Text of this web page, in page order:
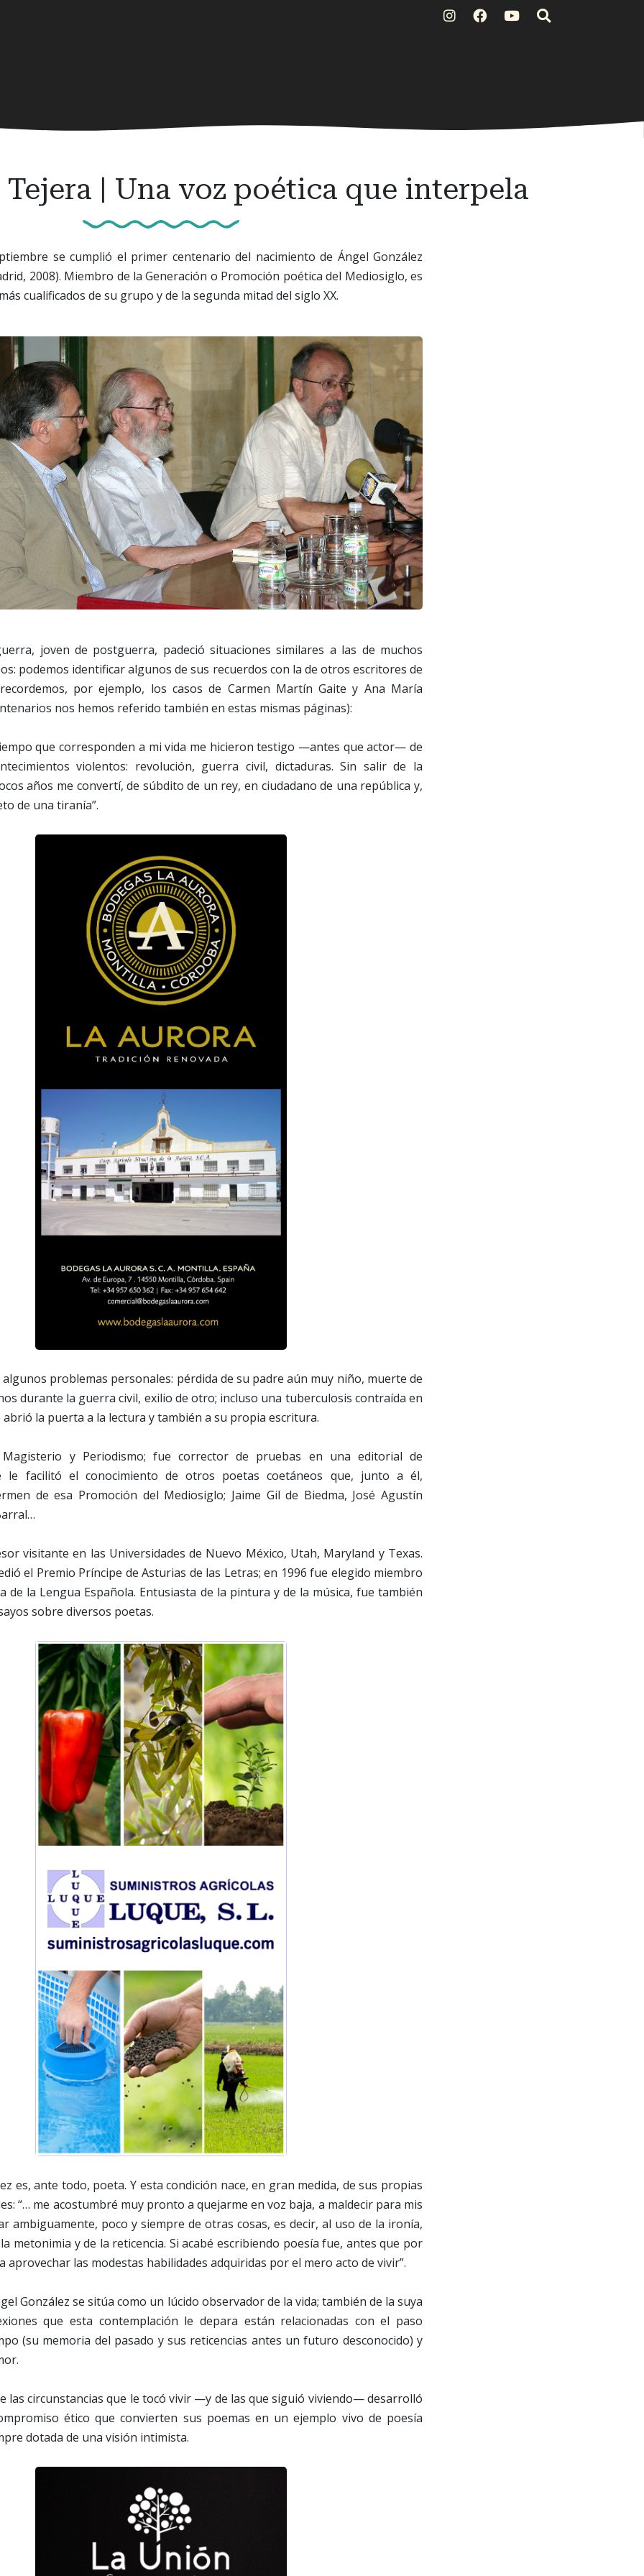
| Una voz poética que interpela
se cumplió el primer centenario del nacimiento de Ángel González
2008). Miembro de la Generación o Promoción poética del Mediosiglo, es
cualificados de su grupo y de la segunda mitad del siglo XX.
joven de postguerra, padeció situaciones similares a las de muchos
podemos identificar algunos de sus recuerdos con la de otros escritores de
por ejemplo, los casos de Carmen Martín Gaite y Ana María
nos hemos referido también en estas mismas páginas):
que corresponden a mi vida me hicieron testigo —antes que actor— de
violentos: revolución, guerra civil, dictaduras. Sin salir de la
años me convertí, de súbdito de un rey, en ciudadano de una república y,
de una tiranía”.
problemas personales: pérdida de su padre aún muy niño, muerte de
durante la guerra civil, exilio de otro; incluso una tuberculosis contraída en
la puerta a la lectura y también a su propia escritura.
Magisterio y Periodismo; fue corrector de pruebas en una editorial de
le facilitó el conocimiento de otros poetas coetáneos que, junto a él,
de esa Promoción del Mediosiglo; Jaime Gil de Biedma, José Agustín
visitante en las Universidades de Nuevo México, Utah, Maryland y Texas.
el Premio Príncipe de Asturias de las Letras; en 1996 fue elegido miembro
de la Lengua Española. Entusiasta de la pintura y de la música, fue también
sobre diversos poetas.
es, ante todo, poeta. Y esta condición nace, en gran medida, de sus propias
“… me acostumbré muy pronto a quejarme en voz baja, a maldecir para mis
ambiguamente, poco y siempre de otras cosas, es decir, al uso de la ironía,
metonimia y de la reticencia. Si acabé escribiendo poesía fue, antes que por
aprovechar las modestas habilidades adquiridas por el mero acto de vivir”.
González se sitúa como un lúcido observador de la vida; también de la suya
que esta contemplación le depara están relacionadas con el paso
(su memoria del pasado y sus reticencias antes un futuro desconocido) y
las circunstancias que le tocó vivir —y de las que siguió viviendo— desarrolló
ético que convierten sus poemas en un ejemplo vivo de poesía
dotada de una visión intimista.